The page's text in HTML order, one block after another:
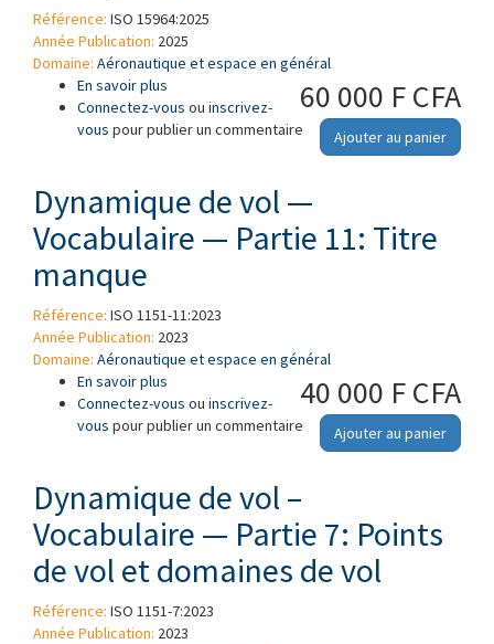
Référence: ISO 15964:2025
Année Publication: 2025
Domaine: Aéronautique et espace en général
60 000 F CFA
Ajouter au panier
En savoir plus à propos de Systèmes de détection et
d'évitement pour les aéronefs sans pilote
Connectez-vous ou inscrivez-
vous pour publier un commentaire
Dynamique de vol —
Vocabulaire — Partie 11: Titre
manque
Référence: ISO 1151-11:2023
Année Publication: 2023
Domaine: Aéronautique et espace en général
40 000 F CFA
Ajouter au panier
En savoir plus à propos de Dynamique de vol — Vocabulaire
— Partie 11: Titre manque
Connectez-vous ou inscrivez-
vous pour publier un commentaire
Dynamique de vol –
Vocabulaire — Partie 7: Points
de vol et domaines de vol
Référence: ISO 1151-7:2023
Année Publication: 2023